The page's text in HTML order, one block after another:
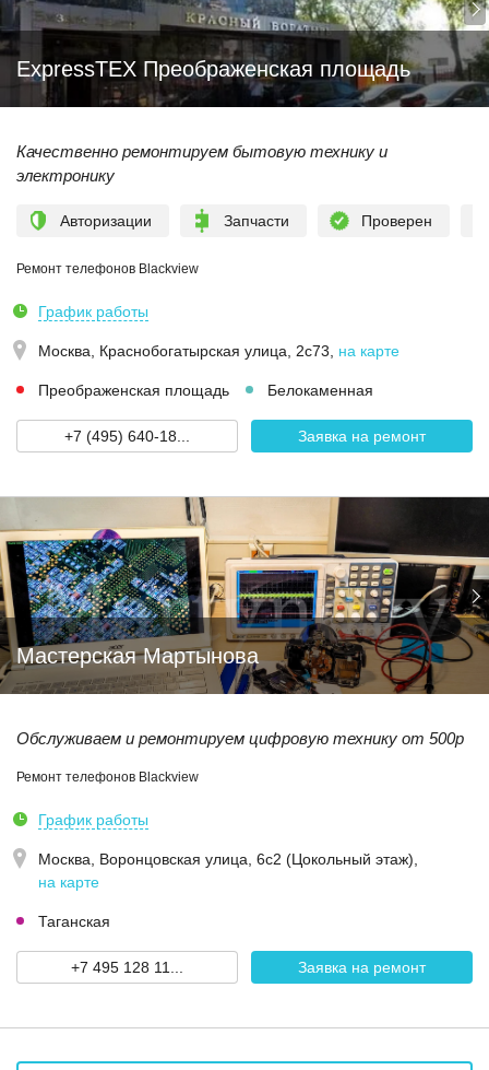
ExpressTEX Преображенская площадь
Качественно ремонтируем бытовую технику и
электронику
Авторизации Запчасти Проверен
Ремонт телефонов Blackview
График работы
Москва, Краснобогатырская улица, 2с73 на карте
Преображенская площадь Белокаменная
+7 (495) 640-18... Заявка на ремонт
Мастерская Мартынова
Обслуживаем и ремонтируем цифровую технику от 500р
Ремонт телефонов Blackview
График работы
Москва, Воронцовская улица, 6с2 (Цокольный этаж)
на карте
Таганская
+7 495 128 11... Заявка на ремонт